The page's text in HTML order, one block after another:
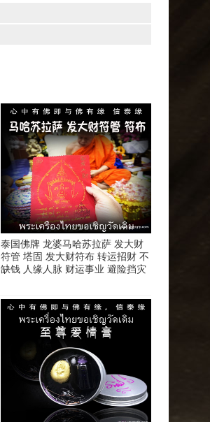
泰国佛牌 龙婆马哈苏拉萨 发大财
符管 塔固 发大财符布 转运招财 不
缺钱 人缘人脉 财运事业 避险挡灾